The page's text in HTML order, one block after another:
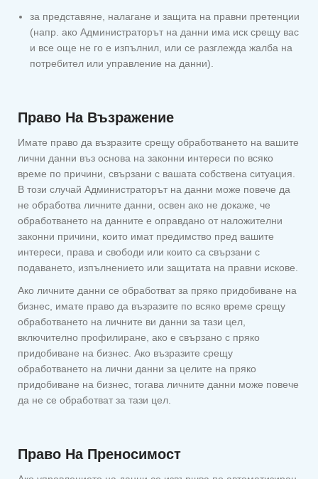
за представяне, налагане и защита на правни претенции
(напр. ако Администраторът на данни има иск срещу вас
и все още не го е изпълнил, или се разглежда жалба на
потребител или управление на данни).
Право На Възражение
Имате право да възразите срещу обработването на вашите
лични данни въз основа на законни интереси по всяко
време по причини, свързани с вашата собствена ситуация.
В този случай Администраторът на данни може повече да
не обработва личните данни, освен ако не докаже, че
обработването на данните е оправдано от наложителни
законни причини, които имат предимство пред вашите
интереси, права и свободи или които са свързани с
подаването, изпълнението или защитата на правни искове.
Ако личните данни се обработват за пряко придобиване на
бизнес, имате право да възразите по всяко време срещу
обработването на личните ви данни за тази цел,
включително профилиране, ако е свързано с пряко
придобиване на бизнес. Ако възразите срещу
обработването на лични данни за целите на пряко
придобиване на бизнес, тогава личните данни може повече
да не се обработват за тази цел.
Право На Преносимост